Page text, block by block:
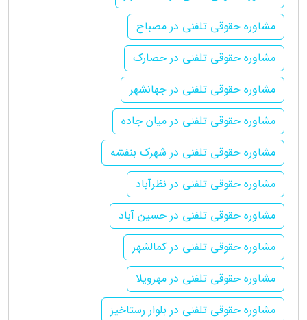
مشاوره حقوقی تلفنی در مصباح
مشاوره حقوقی تلفنی در حصارک
مشاوره حقوقی تلفنی در جهانشهر
مشاوره حقوقی تلفنی در میان جاده
مشاوره حقوقی تلفنی در شهرک بنفشه
مشاوره حقوقی تلفنی در نظرآباد
مشاوره حقوقی تلفنی در حسین آباد
مشاوره حقوقی تلفنی در کمالشهر
مشاوره حقوقی تلفنی در مهرویلا
مشاوره حقوقی تلفنی در بلوار رستاخیز